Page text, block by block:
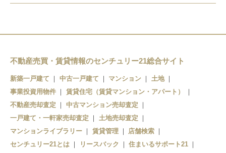
不動産売買・賃貸情報のセンチュリー21総合サイト
新築一戸建て 中古一戸建て マンション
土地
事業投資用物件
賃貸住宅（賃貸マンション・アパート）
不動産売却査定
中古マンション売却査定
一戸建て・一軒家売却査定
土地売却査定
マンションライブラリー
賃貸管理
店舗検索
センチュリー21とは
リースバック
住まいるサポート21